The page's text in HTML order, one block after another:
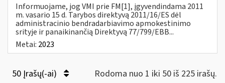
Informuojame, jog VMI prie FM[1], įgyvendindama 2011
m. vasario 15 d. Tarybos direktyvą 2011/16/ES dėl
administracinio bendradarbiavimo apmokestinimo
srityje ir panaikinančią Direktyvą 77/799/EBB...
Metai: 2023
50 Įrašų(-ai) Rodoma nuo 1 iki 50 iš 225 irašų.